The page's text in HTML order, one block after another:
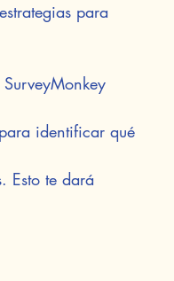
para
identificar qué
Esto te dará